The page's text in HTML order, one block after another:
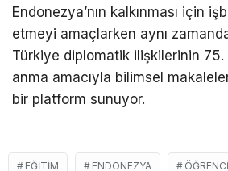
Endonezya’nın kalkınması için
etmeyi amaçlarken aynı
Türkiye diplomatik ilişkilerinin 75.
anma amacıyla bilimsel
bir platform sunuyor.
EĞITIM ENDONEZYA ÖĞRENCI